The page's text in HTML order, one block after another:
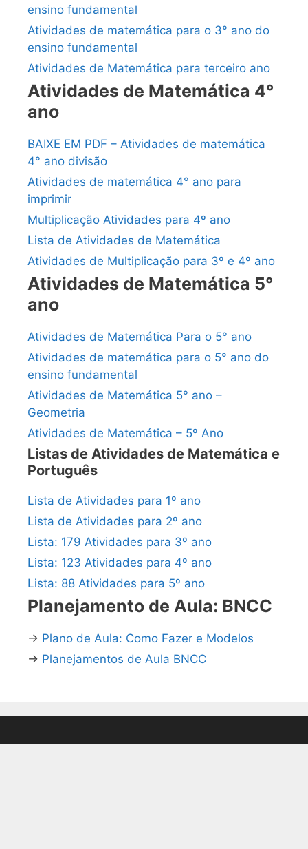
ensino fundamental
Atividades de matemática para o 3° ano do
ensino fundamental
Atividades de Matemática para terceiro ano
Atividades de Matemática 4°
ano
BAIXE EM PDF – Atividades de matemática
4° ano divisão
Atividades de matemática 4° ano para
imprimir
Multiplicação Atividades para 4º ano
Lista de Atividades de Matemática
Atividades de Multiplicação para 3º e 4º ano
Atividades de Matemática 5°
ano
Atividades de Matemática Para o 5° ano
Atividades de matemática para o 5° ano do
ensino fundamental
Atividades de Matemática 5° ano –
Geometria
Atividades de Matemática – 5º Ano
Listas de Atividades de Matemática e
Português
Lista de Atividades para 1º ano
Lista de Atividades para 2º ano
Lista: 179 Atividades para 3º ano
Lista: 123 Atividades para 4º ano
Lista: 88 Atividades para 5º ano
Planejamento de Aula: BNCC
→ Plano de Aula: Como Fazer e Modelos
→ Planejamentos de Aula BNCC